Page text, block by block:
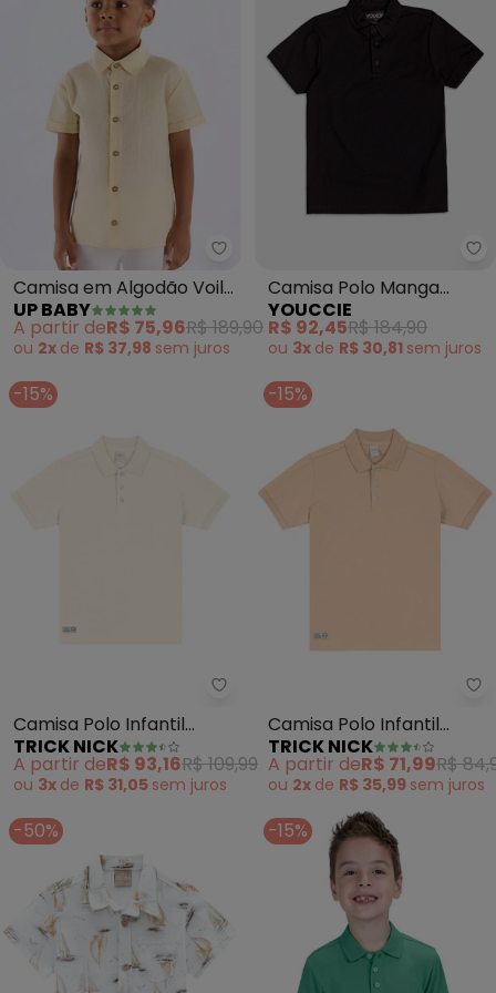
Up Baby - Camisa em
Camisa em Algodão Voil
para Menino (Amarelo)
UP BABY
A partir deR$ 75,96R$ 189,90
ou 2x de R$ 37,98 sem juros
Camisa Polo Manga
Curta Básica (Preto)
YOUCCIE
R$ 92,45R$ 184,90
ou 3x de R$ 30,81 sem juros
-15%
Trick Nick - Camisa Polo
Camisa Polo Infantil
Masculina (Bege)
TRICK NICK
A partir deR$ 93,16R$ 109,99
ou 3x de R$ 31,05 sem juros
-15%
Camisa Polo Infantil
Masculina (Bege)
TRICK NICK
A partir deR$ 71,99R$
ou 2x de R$ 35,99 sem juros
-50% -15%